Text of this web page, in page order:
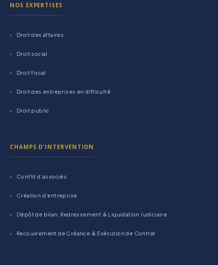
NOS EXPERTISES
Droit des affaires
Droit social
Droit fiscal
Droit des entreprises en difficulté
Droit public
CHAMPS D'INTERVENTION
Conflit d'associés
Création d'entreprise
Dépôt de bilan, Redressement & Liquidation Judiciaire
Recouvrement de Créance & Exécution de Contrat